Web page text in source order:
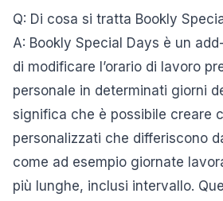
Q: Di cosa si tratta Bookly
A: Bookly Special Days è un
di modificare l’orario di lavoro
personale in determinati giorni
significa che è possibile creare
personalizzati che differiscono
come ad esempio giornate
più lunghe, inclusi intervallo.